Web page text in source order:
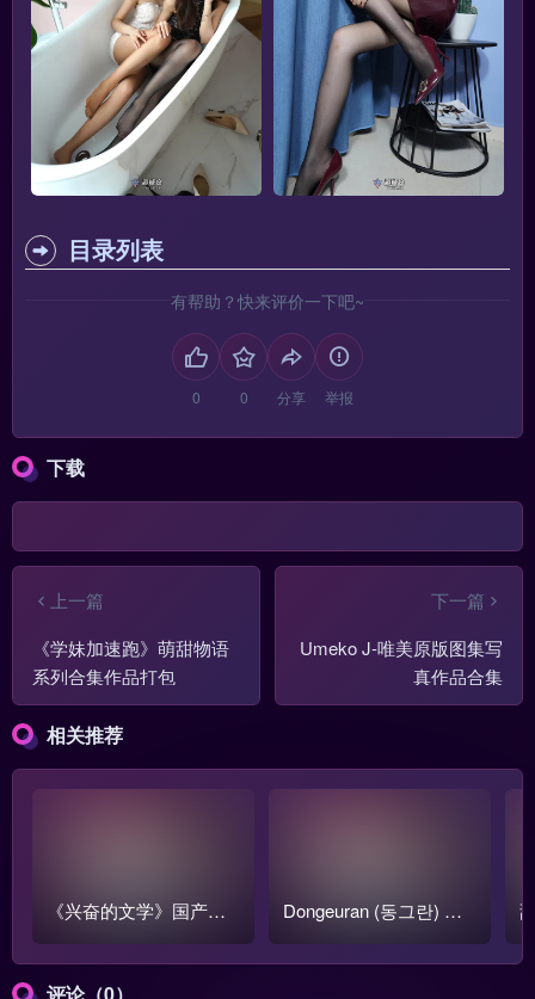
目录列表
有帮助？快来评价一下吧~
分享 举报
下载
上一篇
《学妹加速跑》萌甜物语
系列合集作品打包
下一篇
Umeko J-唯美原版图集写
真作品合集
相关推荐
《兴奋的文学》国产跳
蛋阅读1-3季全集【含番
外篇】
Dongeuran (동그란) 写
真COS作品原图合集
评论（0）